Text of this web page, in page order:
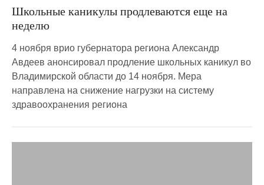
Школьные каникулы продлеваются еще на
неделю
4 ноября врио губернатора региона Александр
Авдеев анонсировал продление школьных каникул во
Владимирской области до 14 ноября. Мера
направлена на снижение нагрузки на систему
здравоохранения региона